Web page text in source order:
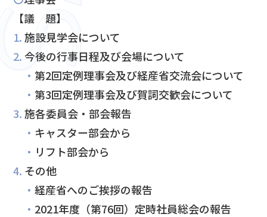
【議 題】
1.施設見学会について
2.今後の行事日程及び会場について
・第2回定例理事会及び経産省交流会について
・第3回定例理事会及び賀詞交歓会について
3.施各委員会・部会報告
・ キャスター部会から
・ リフト部会から
4. その他
・経産省へのご挨拶の報告
・ 2021年度（第76回）定時社員総会の報告